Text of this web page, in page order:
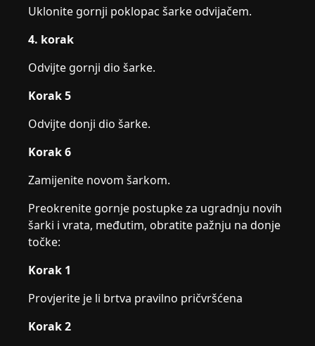
Uklonite gornji poklopac šarke odvijačem.
4. korak
Odvijte gornji dio šarke.
Korak 5
Odvijte donji dio šarke.
Korak 6
Zamijenite novom šarkom.
Preokrenite gornje postupke za ugradnju novih
šarki i vrata, međutim, obratite pažnju na donje
točke:
Korak 1
Provjerite je li brtva pravilno pričvršćena
Korak 2